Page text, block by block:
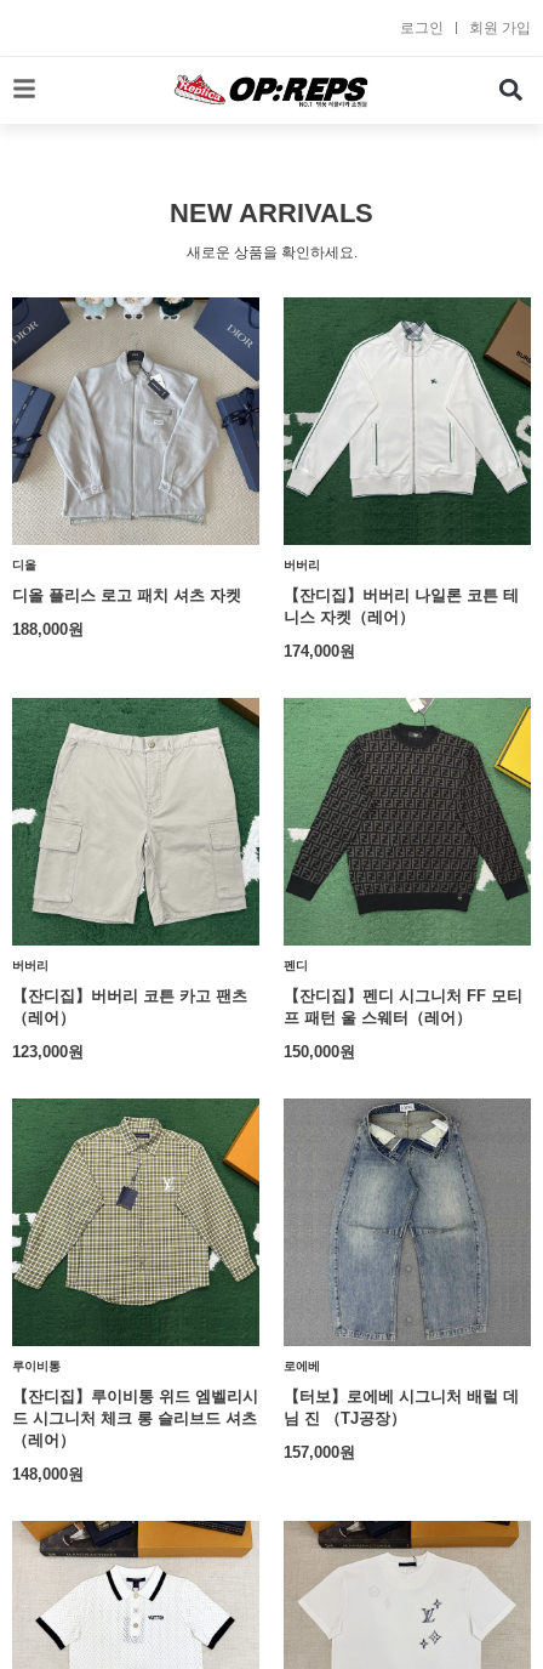
로
로그인 회원 가입
NEW ARRIVALS
새로운 상품을 확인하세요.
디올
디올 플리스 로고 패치 셔츠 자켓
188,000원
버버리
【잔디집】버버리 나일론 코튼 테
니스 자켓（레어）
174,000원
버버리
【잔디집】버버리 코튼 카고 팬츠
（레어）
123,000원
펜디
【잔디집】펜디 시그니처 FF 모티
프 패턴 울 스웨터（레어）
150,000원
루이비통
【잔디집】루이비통 위드 엠벨리시
드 시그니처 체크 롱 슬리브드 셔츠
（레어）
148,000원
로에베
【터보】로에베 시그니처 배럴 데
님 진 （TJ공장）
157,000원